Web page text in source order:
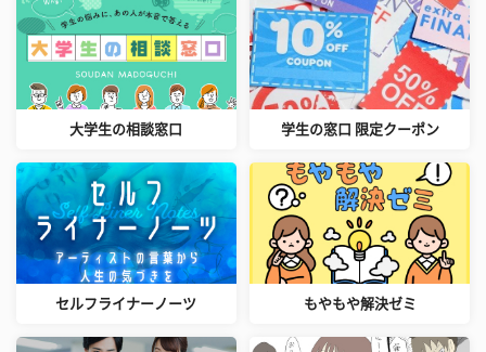
大学生の相談窓口 学生の窓口 限定クーポン
セルフライナーノーツ もやもや解決ゼミ